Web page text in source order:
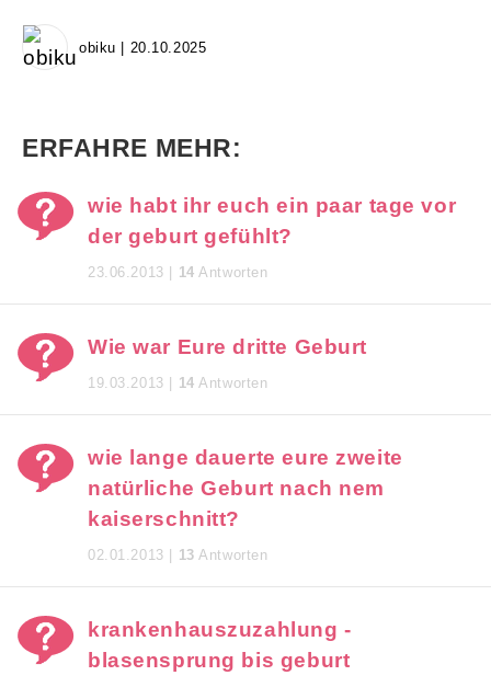
obiku | 20.10.2025
ERFAHRE MEHR:
wie habt ihr euch ein paar tage vor
der geburt gefühlt?
23.06.2013 | 14 Antworten
Wie war Eure dritte Geburt
19.03.2013 | 14 Antworten
wie lange dauerte eure zweite
natürliche Geburt nach nem
kaiserschnitt?
02.01.2013 | 13 Antworten
krankenhauszuzahlung -
blasensprung bis geburt